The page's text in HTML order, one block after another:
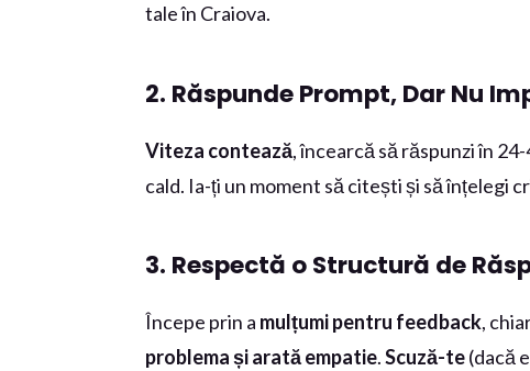
tale în Craiova.
2. Răspunde Prompt, Dar Nu
Viteza contează, încearcă să răspunzi în
cald. Ia-ți un moment să citești și să înțelegi
3. Respectă o Structură de
Începe prin a mulțumi pentru feedback,
problema și arată empatie.Scuză-te(dacă